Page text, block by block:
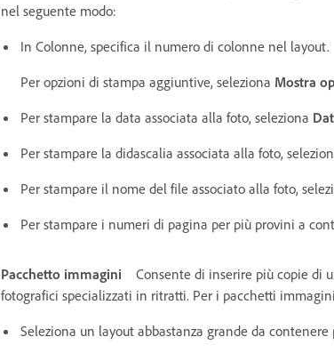
nel seguente modo:
In Colonne, specifica il numero di colonne nel layout.
Per opzioni di stampa aggiuntive, seleziona Mostra
Per stampare la data associata alla foto, seleziona
Per stampare la didascalia associata alla foto,
Per stampare il nome del file associato alla foto,
Per stampare i numeri di pagina per più provini a
Pacchetto immagini
Consente di inserire più copie di
fotografici specializzati in ritratti. Per i pacchetti
Seleziona un layout abbastanza grande da